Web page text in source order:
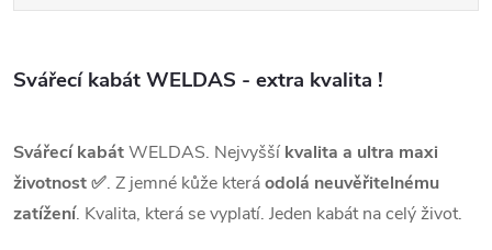
Svářecí kabát WELDAS - extra kvalita !
Svářecí kabátWELDAS. Nejvyšší kvalita a ultra maxi
životnost✅. Z jemné kůže kteráodolá neuvěřitelnému
zatížení. Kvalita, která se vyplatí. Jeden kabát na celý život.